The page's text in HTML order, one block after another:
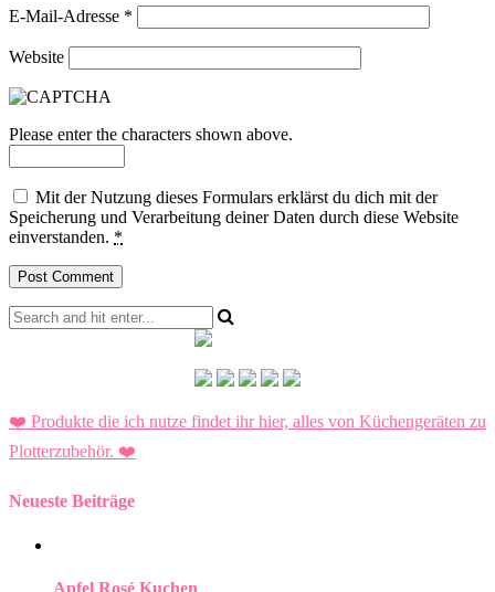
E-Mail-Adresse *
Website
Please enter the characters shown above.
Mit der Nutzung dieses Formulars erklärst du dich mit der
Speicherung und Verarbeitung deiner Daten durch diese Website
einverstanden. *
❤️ Produkte die ich nutze findet ihr hier, alles von Küchengeräten zu
Plotterzubehör. ❤️
Neueste Beiträge
Apfel Rosé Kuchen